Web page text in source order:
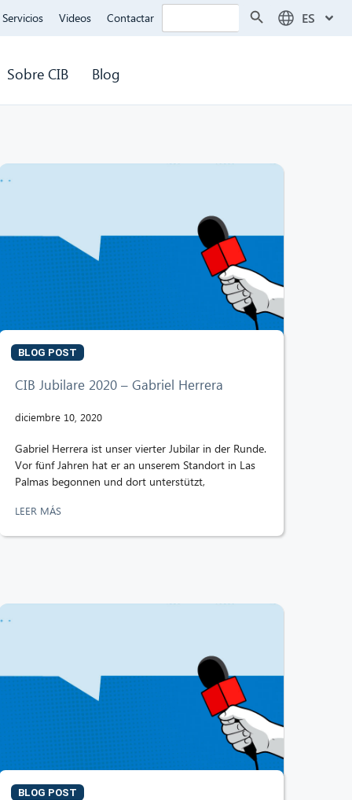
Servicios Videos Contactar Buscar: ES
Sobre CIB Blog
BLOG POST
CIB Jubilare 2020 – Gabriel Herrera
diciembre 10, 2020
Gabriel Herrera ist unser vierter Jubilar in der Runde.
Vor fünf Jahren hat er an unserem Standort in Las
Palmas begonnen und dort unterstützt,
LEER MÁS
BLOG POST